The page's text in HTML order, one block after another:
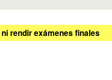
rendir exámenes finales